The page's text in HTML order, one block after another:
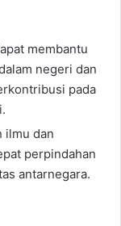
membantu
negeri dan
pada
ilmu dan
perpindahan
antarnegara.